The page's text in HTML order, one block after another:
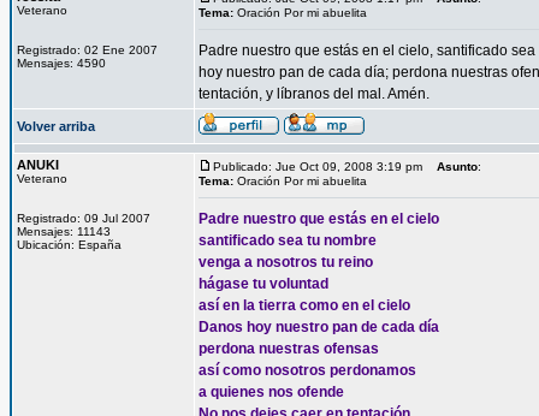
Veterano
Registrado: 02 Ene 2007
Mensajes: 4590
Tema: Oración Por mi abuelita
Padre nuestro que estás en el cielo, santificado
hoy nuestro pan de cada día; perdona nuestras
tentación, y líbranos del mal. Amén.
Volver arriba
ANUKI
Veterano
Registrado: 09 Jul 2007
Mensajes: 11143
Ubicación: España
Publicado: Jue Oct 09, 2008 3:19 pm Asunto:
Tema: Oración Por mi abuelita
Padre nuestro que estás en el cielo
santificado sea tu nombre
venga a nosotros tu reino
hágase tu voluntad
así en la tierra como en el cielo
Danos hoy nuestro pan de cada día
perdona nuestras ofensas
así como nosotros perdonamos
a quienes nos ofende